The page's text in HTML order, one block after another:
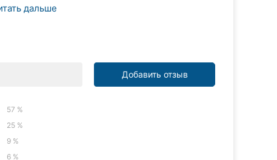
дальше
Добавить отзыв
57 %
25 %
9 %
6 %